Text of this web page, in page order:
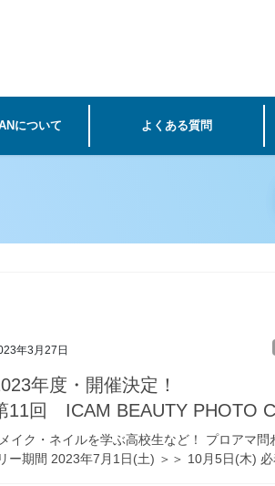
について よくある質問
年3月27日
年度・開催決定！
11回 ICAM BEAUTY PHOTO
イク・ネイルを学ぶ高校生など！ プロアマ
ー期間 2023年7月1日(土) ＞＞ 10月5日(木)